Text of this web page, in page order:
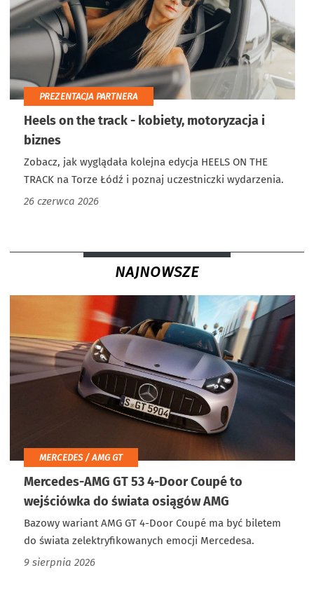
PREZENTACJA PARTNERA
Heels on the track - kobiety, motoryzacja i
biznes
Zobacz, jak wyglądała kolejna edycja HEELS ON THE
TRACK na Torze Łódź i poznaj uczestniczki wydarzenia.
26 czerwca 2026
NAJNOWSZE
MERCEDES / AMG GT
Mercedes-AMG GT 53 4-Door Coupé to
wejściówka do świata osiągów AMG
Bazowy wariant AMG GT 4-Door Coupé ma być biletem
do świata zelektryfikowanych emocji Mercedesa.
9 sierpnia 2026